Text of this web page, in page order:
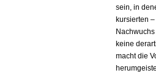
sein, in
kursierten
keine
macht die